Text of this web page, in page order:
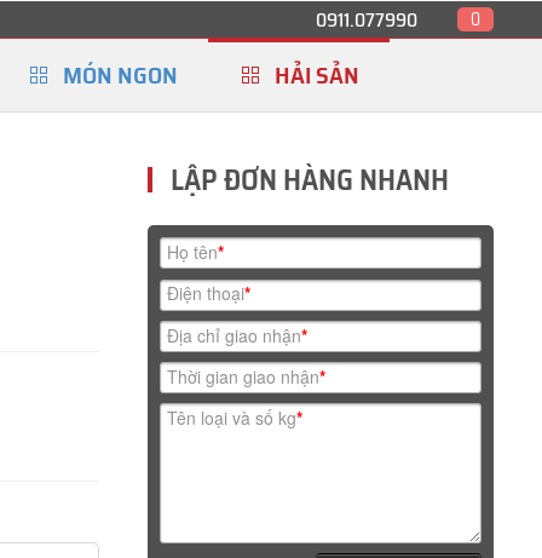
0911.077990 0
MÓN NGON HẢI SẢN
LẬP ĐƠN HÀNG NHANH
Họ tên*
Điện thoại*
Địa chỉ giao nhận*
Thời gian giao nhận*
Tên loại và số kg*